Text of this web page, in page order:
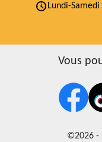
Lundi-Samedi
Vous
©2026 -